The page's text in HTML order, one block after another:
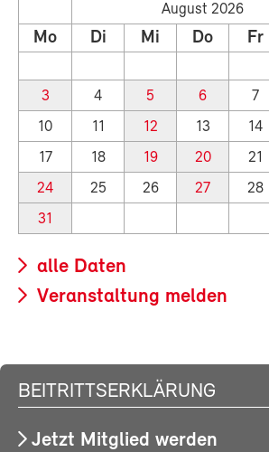
August 2026
Mo Di Mi Do Fr
3
4 5 6 7
10
11 12 13 14
17
18 19 20 21
24
25 26 27 28
31
alle Daten
Veranstaltung melden
BEITRITTSERKLÄRUNG
Jetzt Mitglied werden